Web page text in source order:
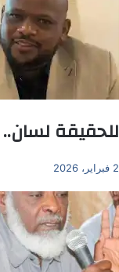
للحقيقة لسان..
2 فبراير، 2026